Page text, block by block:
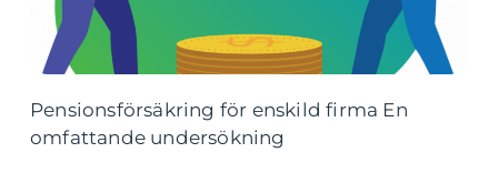
Pensionsförsäkring för enskild firma En
omfattande undersökning